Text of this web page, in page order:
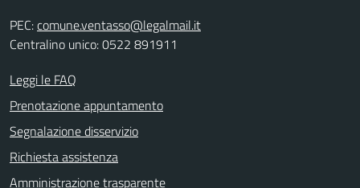
PEC:comune.ventasso@legalmail.it
Centralino unico: 0522 891911
Leggi le FAQ
Prenotazione appuntamento
Segnalazione disservizio
Richiesta assistenza
Amministrazione trasparente